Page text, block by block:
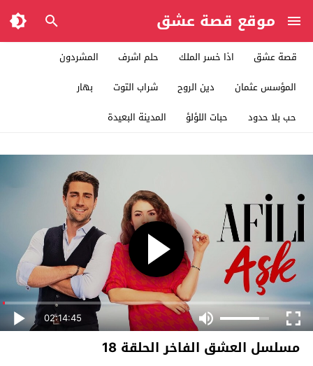
موقع قصة عشق
قصة عشق اذا خسر الملك حلم اشرف
المشردون
المؤسس عثمان
دين الروح شراب التوت
بهار
حب بلا حدود
حبات اللؤلؤ المدينة البعيدة
02:14:45
مسلسل العشق الفاخر الحلقة 18